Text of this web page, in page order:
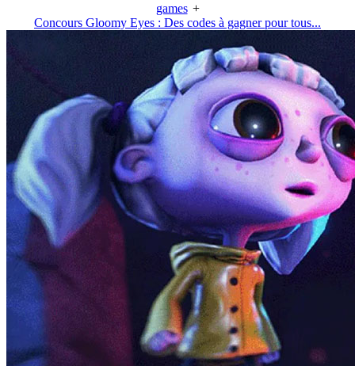
games +
Concours Gloomy Eyes : Des codes à gagner pour tous...